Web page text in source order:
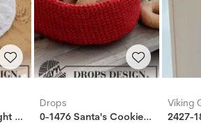
0-1520 Clean & Bright Sminkepads
Drops
0-1476 Santa's Cookies kurv
Viking